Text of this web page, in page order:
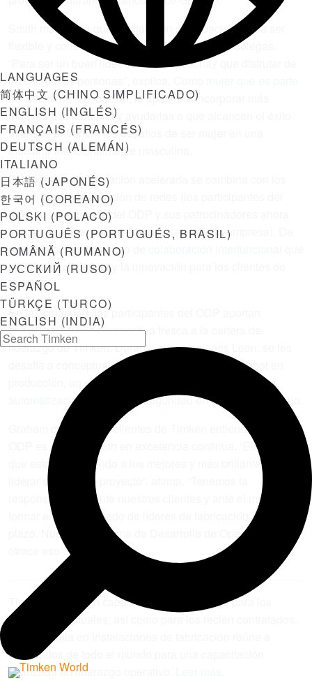
LANGUAGES
简体中文 (CHINO SIMPLIFICADO)
ENGLISH (INGLÉS)
FRANÇAIS (FRANCÉS)
DEUTSCH (ALEMÁN)
ITALIANO
日本語 (JAPONÉS)
한국어 (COREANO)
POLSKI (POLACO)
PORTUGUÊS (PORTUGUÉS, BRASIL)
ROMÂNĂ (RUMANO)
РУССКИЙ (RUSO)
ESPAÑOL
TÜRKÇE (TURCO)
ENGLISH (INDIA)
Smith manifiesta que confiaba en su capacidad para ser
flexible y conectarse a nivel personal con sus colegas.
“Para ser un buen líder de fabricación, hay que disfrutar de
invertir en las personas”, explica. Como
del sector de fabricación, le apasiona incorporar más
mujeres a la industria y ayudarlas a que alcancen el éxito
mientras enfrentan los desafíos de ser mujer en una
industria tradicionalmente masculina.
El programa de formación acelerada se combina con los
beneficios de la creación de redes (los participantes del
ODP, los graduados del ODP y sus patrocinadores ahora
forman una gran red de liderazgo en toda la empresa). De
este modo, facilita el tipo de
impulsa la eficiencia y la innovación para los clientes de
Timken.
En la actualidad, los participantes del ODP aportan
entusiasmo y una perspectiva fresca a la cartera de
liderazgo de Timken. Durante sus rotaciones Lean, se les
desafía a conceptualizar, demostrar y poner un cobot en
producción, un ejercicio que
desarrolla habilidades de
automatización y mejora la seguridad en el lugar de trabajo
Graham dice que los clientes de Timken entienden que el
ODP es una inversión en excelencia continua. “Ellos saben
que estamos trayendo a los mejores y más brillantes para
liderar su próximo proyecto”, afirma. “Tenemos la
responsabilidad, ante nuestros clientes y ante el mundo, de
formar el tipo adecuado de líderes de fabricación a largo
plazo. Nuestro Programa de Desarrollo de Operaciones
ofrece eso”.
Timken invierte en capacitación de liderazgo para los
empleados actuales, así como para los recién contratados.
La Academia en instalaciones de fabricación reúne a
empleados de todo el mundo para una capacitación
avanzada en liderazgo operativo.